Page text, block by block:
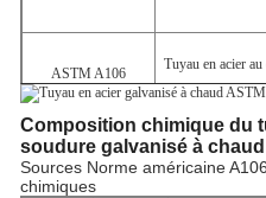
ASTM A106
Tuyau en acier
Composition chimique du
soudure galvanisé à chaud
Sources Norme américaine
chimiques